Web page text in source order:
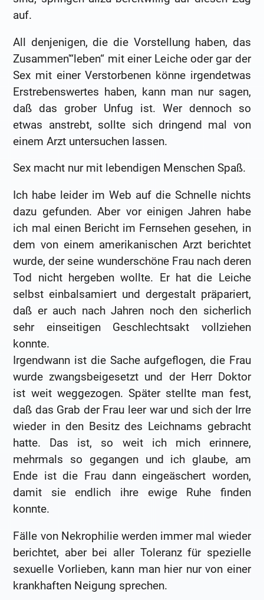
auf.
All denjenigen, die die Vorstellung haben, das
Zusammen'“leben“ mit einer Leiche oder gar der
Sex mit einer Verstorbenen könne irgendetwas
Erstrebenswertes haben, kann man nur sagen,
daß das grober Unfug ist. Wer dennoch so
etwas anstrebt, sollte sich dringend mal von
einem Arzt untersuchen lassen.
Sex macht nur mit lebendigen Menschen Spaß.
Ich habe leider im Web auf die Schnelle nichts
dazu gefunden. Aber vor einigen Jahren habe
ich mal einen Bericht im Fernsehen gesehen, in
dem von einem amerikanischen Arzt berichtet
wurde, der seine wunderschöne Frau nach deren
Tod nicht hergeben wollte. Er hat die Leiche
selbst einbalsamiert und dergestalt präpariert,
daß er auch nach Jahren noch den sicherlich
sehr einseitigen Geschlechtsakt vollziehen
konnte.
Irgendwann ist die Sache aufgeflogen, die Frau
wurde zwangsbeigesetzt und der Herr Doktor
ist weit weggezogen. Später stellte man fest,
daß das Grab der Frau leer war und sich der Irre
wieder in den Besitz des Leichnams gebracht
hatte. Das ist, so weit ich mich erinnere,
mehrmals so gegangen und ich glaube, am
Ende ist die Frau dann eingeäschert worden,
damit sie endlich ihre ewige Ruhe finden
konnte.
Fälle von Nekrophilie werden immer mal wieder
berichtet, aber bei aller Toleranz für spezielle
sexuelle Vorlieben, kann man hier nur von einer
krankhaften Neigung sprechen.